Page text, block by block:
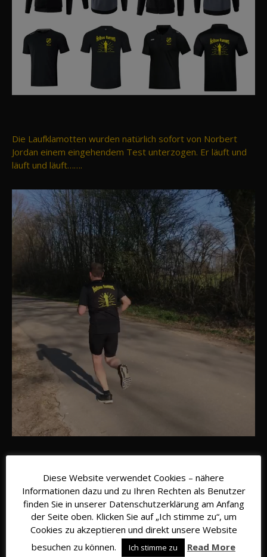
Die Laufklamotten wurden natürlich sofort von Norbert
Jordan einem eingehendem Test unterzogen. Er läuft und
läuft und läuft…….
Teilen mit:
Suche
Diese Website verwendet Cookies – nähere
Informationen dazu und zu Ihren Rechten als Benutzer
finden Sie in unserer Datenschutzerklärung am Anfang
der Seite oben. Klicken Sie auf „Ich stimme zu“, um
Cookies zu akzeptieren und direkt unsere Website
besuchen zu können.
Ich stimme zu Read More